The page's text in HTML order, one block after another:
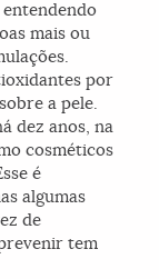
mais ou
por
a pele.
dez anos, na
cosméticos
é
algumas
de
tem